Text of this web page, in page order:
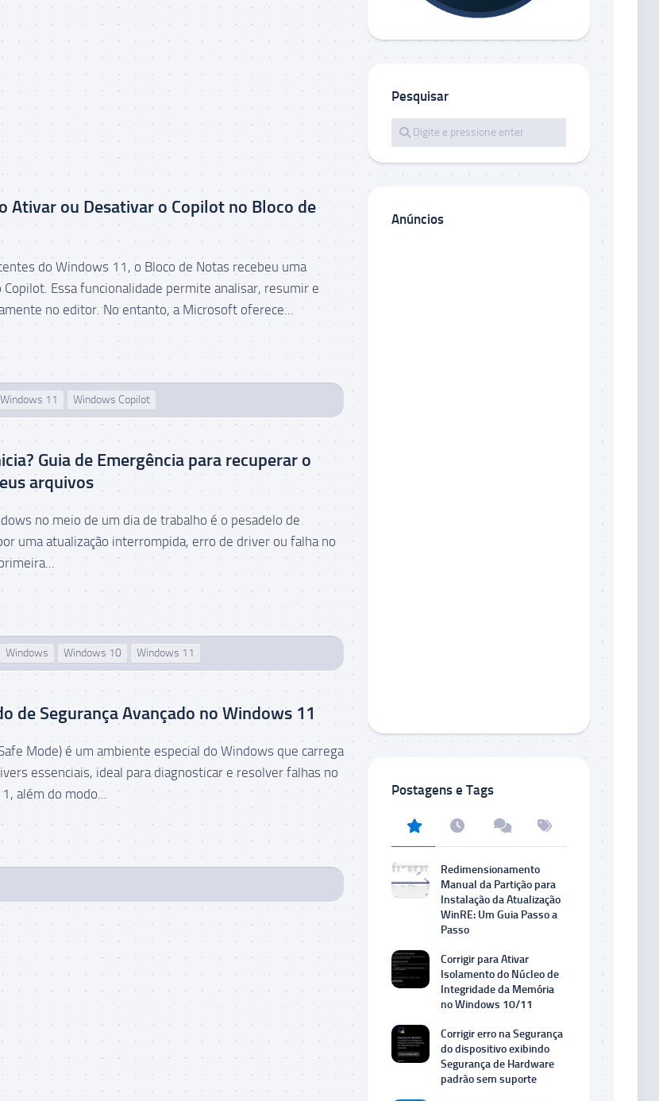
Ativar ou Desativar o Copilot no Bloco de
do Windows 11, o Bloco de Notas recebeu uma
Copilot. Essa funcionalidade permite analisar, resumir e
no editor. No entanto, a Microsoft oferece...
Windows 11 Windows Copilot
Guia de Emergência para recuperar o
arquivos
no meio de um dia de trabalho é o pesadelo de
uma atualização interrompida, erro de driver ou falha no
Windows Windows 10 Windows 11
de Segurança Avançado no Windows 11
Mode) é um ambiente especial do Windows que carrega
essenciais, ideal para diagnosticar e resolver falhas no
além do modo...
Pesquisar
Anúncios
Postagens e Tags
Redimensionamento
Manual da Partição para
Instalação da Atualização
WinRE: Um Guia Passo a
Passo
Corrigir para Ativar
Isolamento do Núcleo de
Integridade da Memória
no Windows 10/11
Corrigir erro na Segurança
do dispositivo exibindo
Segurança de Hardware
padrão sem suporte